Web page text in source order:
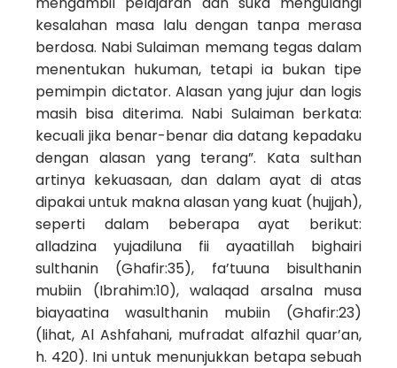
kesalahan masa lalu dengan tanpa merasa
berdosa. Nabi Sulaiman memang tegas dalam
menentukan hukuman, tetapi ia bukan tipe
pemimpin dictator. Alasan yang jujur dan logis
masih bisa diterima. Nabi Sulaiman berkata:
kecuali jika benar-benar dia datang kepadaku
dengan alasan yang terang”. Kata sulthan
artinya kekuasaan, dan dalam ayat di atas
dipakai untuk makna alasan yang kuat (hujjah),
seperti dalam beberapa ayat berikut:
alladzina yujadiluna fii ayaatillah bighairi
sulthanin (Ghafir:35), fa’tuuna bisulthanin
mubiin (Ibrahim:10), walaqad arsalna musa
biayaatina wasulthanin mubiin (Ghafir:23)
(lihat, Al Ashfahani, mufradat alfazhil quar’an,
h. 420). Ini untuk menunjukkan betapa sebuah